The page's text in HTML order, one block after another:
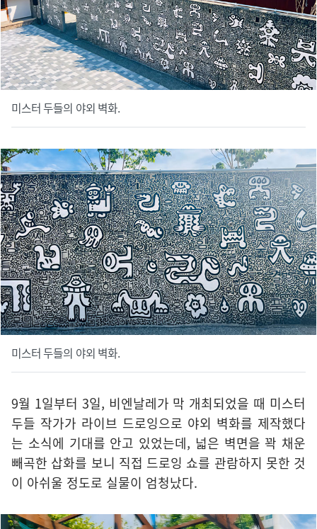
미스터 두들의 야외 벽화.
미스터 두들의 야외 벽화.
9월 1일부터 3일, 비엔날레가 막 개최되었을 때 미스터
두들 작가가 라이브 드로잉으로 야외 벽화를 제작했다
는 소식에 기대를 안고 있었는데, 넓은 벽면을 꽉 채운
빼곡한 삽화를 보니 직접 드로잉 쇼를 관람하지 못한 것
이 아쉬울 정도로 실물이 엄청났다.